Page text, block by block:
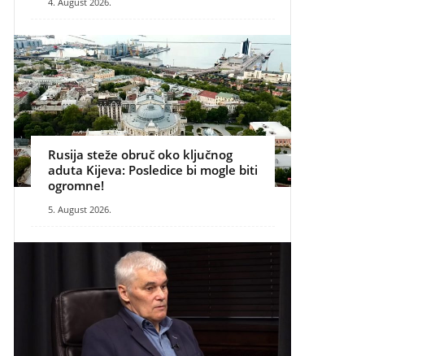
Rusija steže obruč oko ključnog
aduta Kijeva: Posledice bi mogle biti
ogromne!
5. August 2026.